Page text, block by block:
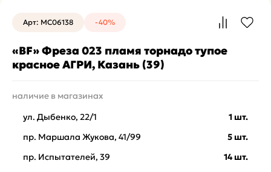
Арт: MC06138 -40%
«BF» Фреза 023 пламя торнадо тупое
красное АГРИ, Казань (39)
наличие в магазинах
ул. Дыбенко, 22/1
1 шт.
пр. Маршала Жукова, 41/99
5 шт.
пр. Испытателей, 39
14 шт.